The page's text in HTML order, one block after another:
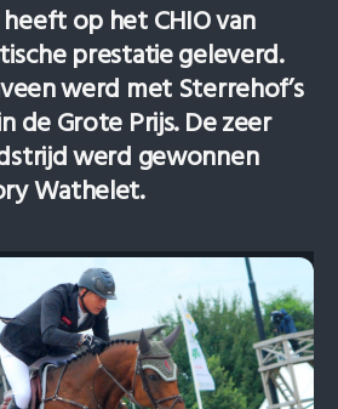
op het CHIO van
prestatie geleverd.
werd met Sterrehof’s
de Grote Prijs. De zeer
werd gewonnen
Wathelet.